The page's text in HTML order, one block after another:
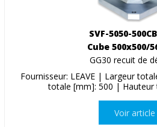
SVF-5050-
Cube 500x500/
GG30 recuit de
Fournisseur: LEAVE | Largeur
totale [mm]: 500 | Hauteur
Voir article